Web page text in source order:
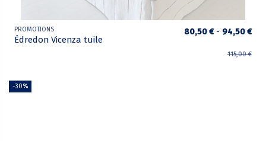
PROMOTIONS
Édredon Vicenza tuile
80,50 € - 94,50 €
115,00 €
-30%